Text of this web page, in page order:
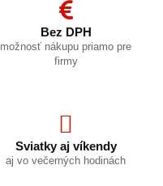
Bez DPH
možnosť nákupu priamo pre
firmy
Sviatky aj víkendy
aj vo večerných hodinách